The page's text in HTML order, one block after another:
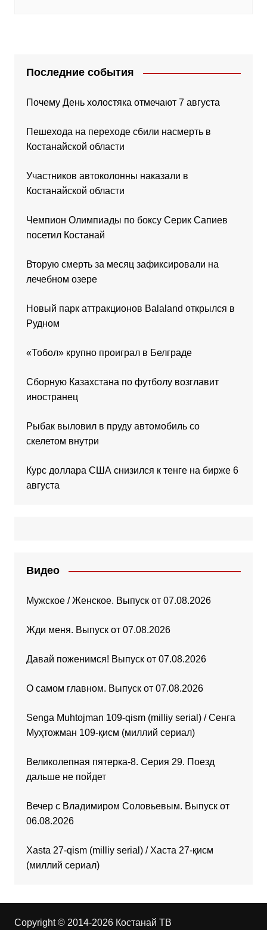
Последние события
Почему День холостяка отмечают 7 августа
Пешехода на переходе сбили насмерть в
Костанайской области
Участников автоколонны наказали в
Костанайской области
Чемпион Олимпиады по боксу Серик Сапиев
посетил Костанай
Вторую смерть за месяц зафиксировали на
лечебном озере
Новый парк аттракционов Balaland открылся в
Рудном
«Тобол» крупно проиграл в Белграде
Сборную Казахстана по футболу возглавит
иностранец
Рыбак выловил в пруду автомобиль со
скелетом внутри
Курс доллара США снизился к тенге на бирже 6
августа
Видео
Мужское / Женское. Выпуск от 07.08.2026
Жди меня. Выпуск от 07.08.2026
Давай поженимся! Выпуск от 07.08.2026
О самом главном. Выпуск от 07.08.2026
Senga Muhtojman 109-qism (milliy serial) / Сенга
Муҳтожман 109-қисм (миллий сериал)
Великолепная пятерка-8. Серия 29. Поезд
дальше не пойдет
Вечер с Владимиром Соловьевым. Выпуск от
06.08.2026
Xasta 27-qism (milliy serial) / Хаста 27-қисм
(миллий сериал)
Copyright © 2014-2026 Костанай ТВ